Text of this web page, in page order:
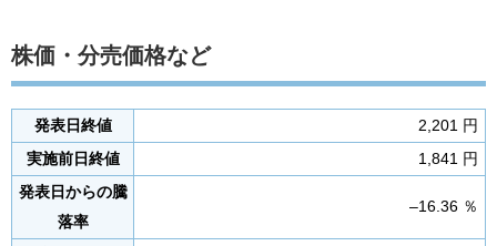
株価・分売価格など
発表日終値
2,201 円
実施前日終値
1,841 円
発表日からの騰
落率
–16.36 ％